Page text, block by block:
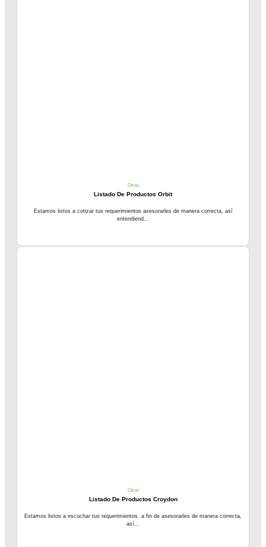
Otros
Listado De Productos Orbit
Estamos listos a cotizar tus requerimientos asesorarles de manera correcta, así
entendiend...
Otros
Listado De Productos Croydon
Estamos listos a escuchar tus requerimientos a fin de asesorarles de manera correcta,
así...